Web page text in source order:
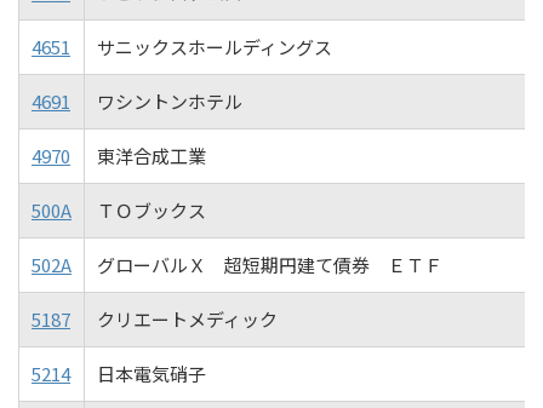
4651 サニックスホールディングス
4691 ワシントンホテル
4970 東洋合成工業
500A ＴＯブックス
502A グローバルＸ 超短期円建て債券 ＥＴＦ
5187 クリエートメディック
5214 日本電気硝子